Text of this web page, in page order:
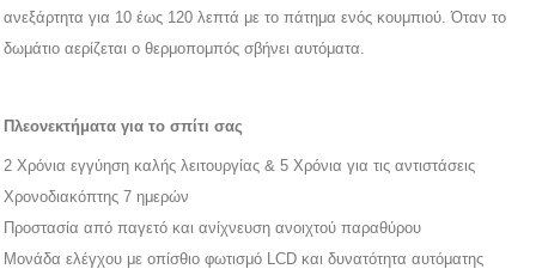
ανεξάρτητα για 10 έως 120 λεπτά με το πάτημα ενός κουμπιού. Όταν το
δωμάτιο αερίζεται ο θερμοπομπός σβήνει αυτόματα.
Πλεονεκτήματα για το σπίτι σας
2 Χρόνια εγγύηση καλής λειτουργίας & 5 Χρόνια για τις αντιστάσεις
Χρονοδιακόπτης 7 ημερών
Προστασία από παγετό και ανίχνευση ανοιχτού παραθύρου
Μονάδα ελέγχου με οπίσθιο φωτισμό LCD και δυνατότητα αυτόματης